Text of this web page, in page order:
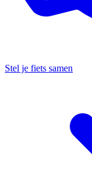
Stel je fiets samen